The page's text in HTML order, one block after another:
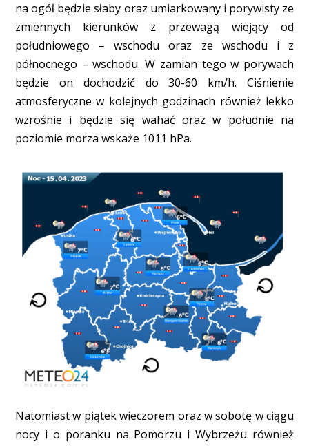
na ogół będzie słaby oraz umiarkowany i porywisty ze
zmiennych kierunków z przewagą wiejący od
południowego – wschodu oraz ze wschodu i z
północnego – wschodu. W zamian tego w porywach
będzie on dochodzić do 30-60 km/h. Ciśnienie
atmosferyczne w kolejnych godzinach również lekko
wzrośnie i będzie się wahać oraz w południe na
poziomie morza wskaże 1011 hPa.
Natomiast w piątek wieczorem oraz w sobotę w ciągu
nocy i o poranku na Pomorzu i Wybrzeżu również